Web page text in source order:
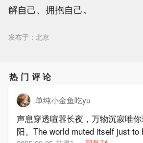
解自己、拥抱自己。
发布于：北京
热门评论
单纯小金鱼吃yu
声息穿透喧嚣长夜，万物沉寂唯
阳。The world muted itself just to